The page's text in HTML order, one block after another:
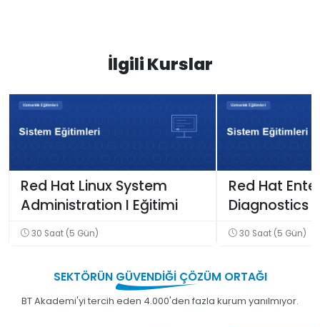
İlgili Kurslar
Red Hat Linux System
Administration I Eğitimi
30 Saat (5 Gün)
Red Hat
Diagnostics
30 Saat (5 Gün)
SEKTÖRÜN GÜVENDİĞİÇÖZÜM ORTAĞI
BT Akademi'yi tercih eden 4.000'den fazla kurum yanılmıyor.